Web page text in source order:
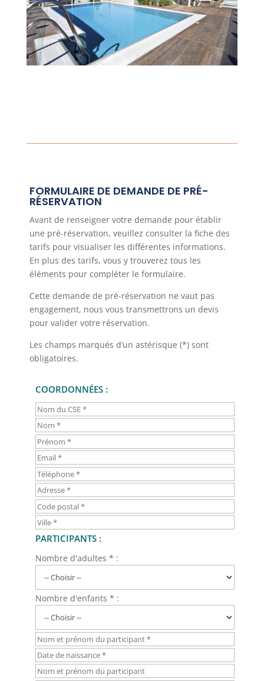
FORMULAIRE DE DEMANDE DE PRÉ-
RÉSERVATION
Avant de renseigner votre demande pour établir
une pré-réservation, veuillez consulter la fiche des
tarifs pour visualiser les différentes informations.
En plus des tarifs, vous y trouverez tous les
éléments pour compléter le formulaire.
Cette demande de pré-réservation ne vaut pas
engagement, nous vous transmettrons un devis
pour valider votre réservation.
Les champs marqués d’un astérisque (*) sont
obligatoires.
COORDONNÉES :
PARTICIPANTS :
Nombre d'adultes * :
Nombre d'enfants * :